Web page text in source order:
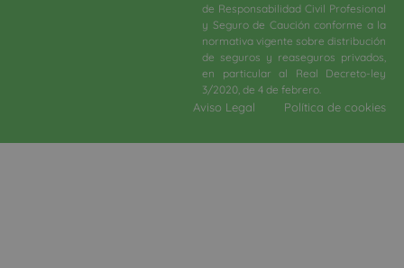
de Responsabilidad Civil Profesional
y Seguro de Caución conforme a la
normativa vigente sobre distribución
de seguros y reaseguros privados,
en particular al Real Decreto-ley
3/2020, de 4 de febrero.​
Aviso Legal Política de cookies